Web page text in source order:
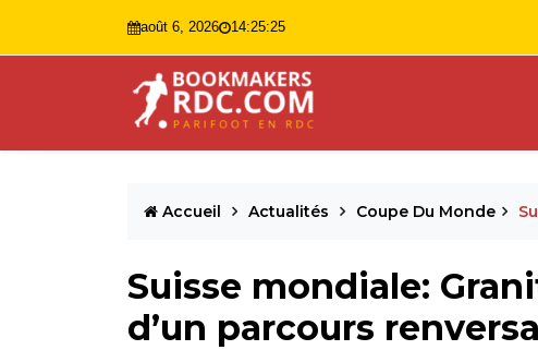
août 6, 2026 14:25:27
Accueil Actualités Coupe Du Monde
Suisse mondiale:
d’un parcours